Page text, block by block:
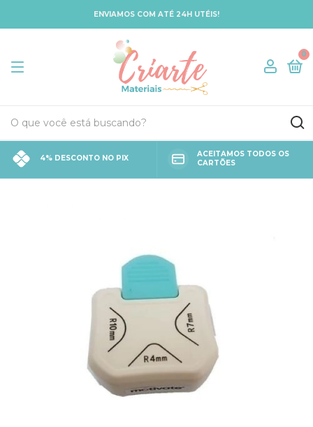
ENVIAMOS COM ATÉ 24H UTÉIS!
0
4% DESCONTO NO PIX
ACEITAMOS TODOS OS
CARTÕES